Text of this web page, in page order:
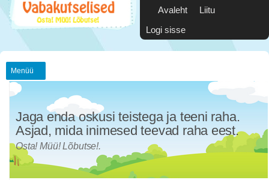
Avaleht
Liitu
Logi sisse
Menüü
Jaga enda oskusi teistega ja teeni raha.
Asjad, mida inimesed teevad raha eest.
Osta! Müü! Lõbutse!.